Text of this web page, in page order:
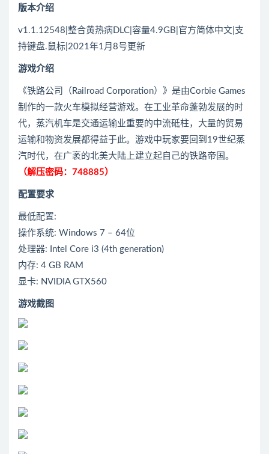
版本介绍
v1.1.12548|整合黄热病DLC|容量4.9GB|官方简体中文|支
持键盘.鼠标|2021年1月8号更新
游戏介绍
《铁路公司（Railroad Corporation）》是由Corbie Games
制作的一款火车模拟经营游戏。在工业革命蓬勃发展的时
代，蒸汽机车是交通运输业重要的中流砥柱，大量的贸易
运输和物资发展都得益于此。游戏中玩家要回到19世纪蒸
汽时代，在广袤的北美大陆上建立起自己的铁路帝国。
（解压密码：748885）
配置要求
最低配置:
操作系统: Windows 7 – 64位
处理器: Intel Core i3 (4th generation)
内存: 4 GB RAM
显卡: NVIDIA GTX560
游戏截图